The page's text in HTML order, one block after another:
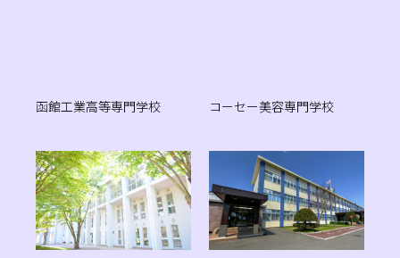
函館工業高等専門学校 コーセー美容専門学校